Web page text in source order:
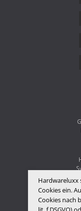
Hardwareluxx
Cookies ein.
Cookies nach